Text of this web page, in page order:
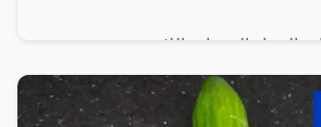
النساء العربيات اللاتي يعشن شهوة
بالعلاقة الجنسية، سواءً ضمن علاقة
علاقة محرمة مع الرجال، ففي هذا